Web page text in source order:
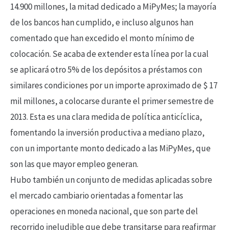
14.900 millones, la mitad dedicado a MiPyMes; la mayoría
de los bancos han cumplido, e incluso algunos han
comentado que han excedido el monto mínimo de
colocación. Se acaba de extender esta línea por la cual
se aplicará otro 5% de los depósitos a préstamos con
similares condiciones por un importe aproximado de $ 17
mil millones, a colocarse durante el primer semestre de
2013. Esta es una clara medida de política anticíclica,
fomentando la inversión productiva a mediano plazo,
con un importante monto dedicado a las MiPyMes, que
son las que mayor empleo generan.
Hubo también un conjunto de medidas aplicadas sobre
el mercado cambiario orientadas a fomentar las
operaciones en moneda nacional, que son parte del
recorrido ineludible que debe transitarse para reafirmar